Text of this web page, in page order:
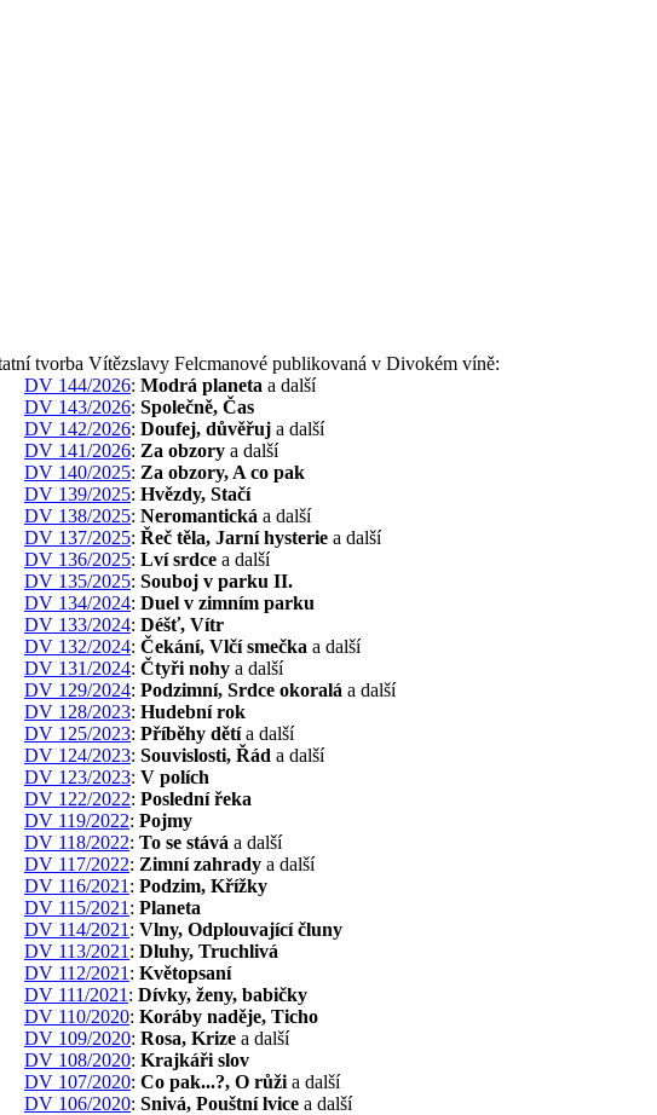
tvorba Vítězslavy Felcmanové publikovaná v Divokém víně:
DV 144/2026: Modrá planeta a další
DV 143/2026: Společně, Čas
DV 142/2026: Doufej, důvěřuj a další
DV 141/2026: Za obzory a další
DV 140/2025: Za obzory, A co pak
DV 139/2025: Hvězdy, Stačí
DV 138/2025: Neromantická a další
DV 137/2025: Řeč těla, Jarní hysterie a další
DV 136/2025: Lví srdce a další
DV 135/2025: Souboj v parku II.
DV 134/2024: Duel v zimním parku
DV 133/2024: Déšť, Vítr
DV 132/2024: Čekání, Vlčí smečka a další
DV 131/2024: Čtyři nohy a další
DV 129/2024: Podzimní, Srdce okoralá a další
DV 128/2023: Hudební rok
DV 125/2023: Příběhy dětía další
DV 124/2023: Souvislosti, Řád a další
DV 123/2023: V polích
DV 122/2022: Poslední řeka
DV 119/2022: Pojmy
DV 118/2022: To se stává a další
DV 117/2022: Zimní zahrady a další
DV 116/2021 : Podzim, Křížky
DV 115/2021 : Planeta
DV 114/2021 : Vlny, Odplouvající čluny
DV 113/2021 : Dluhy, Truchlivá
DV 112/2021 : Květopsaní
DV 111/2021 : Dívky, ženy, babičky
DV 110/2020: Koráby naděje, Ticho
DV 109/2020: Rosa, Krize a další
DV 108/2020: Krajkáři slov
DV 107/2020: Co pak...?, O růži a další
DV 106/2020: Snivá, Pouštní lvice a další